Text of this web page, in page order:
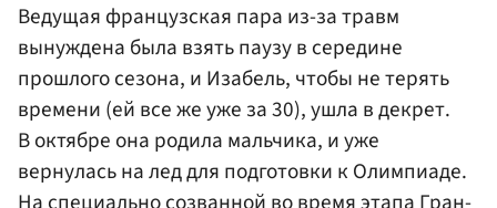
Ведущая французская пара из-за травм
вынуждена была взять паузу в середине
прошлого сезона, и Изабель, чтобы не терять
времени (ей все же уже за 30), ушла в декрет.
В октябре она родила мальчика, и уже
вернулась на лед для подготовки к Олимпиаде.